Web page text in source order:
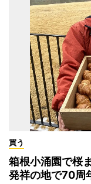
買う
箱根小涌園で桜
発祥の地で70周